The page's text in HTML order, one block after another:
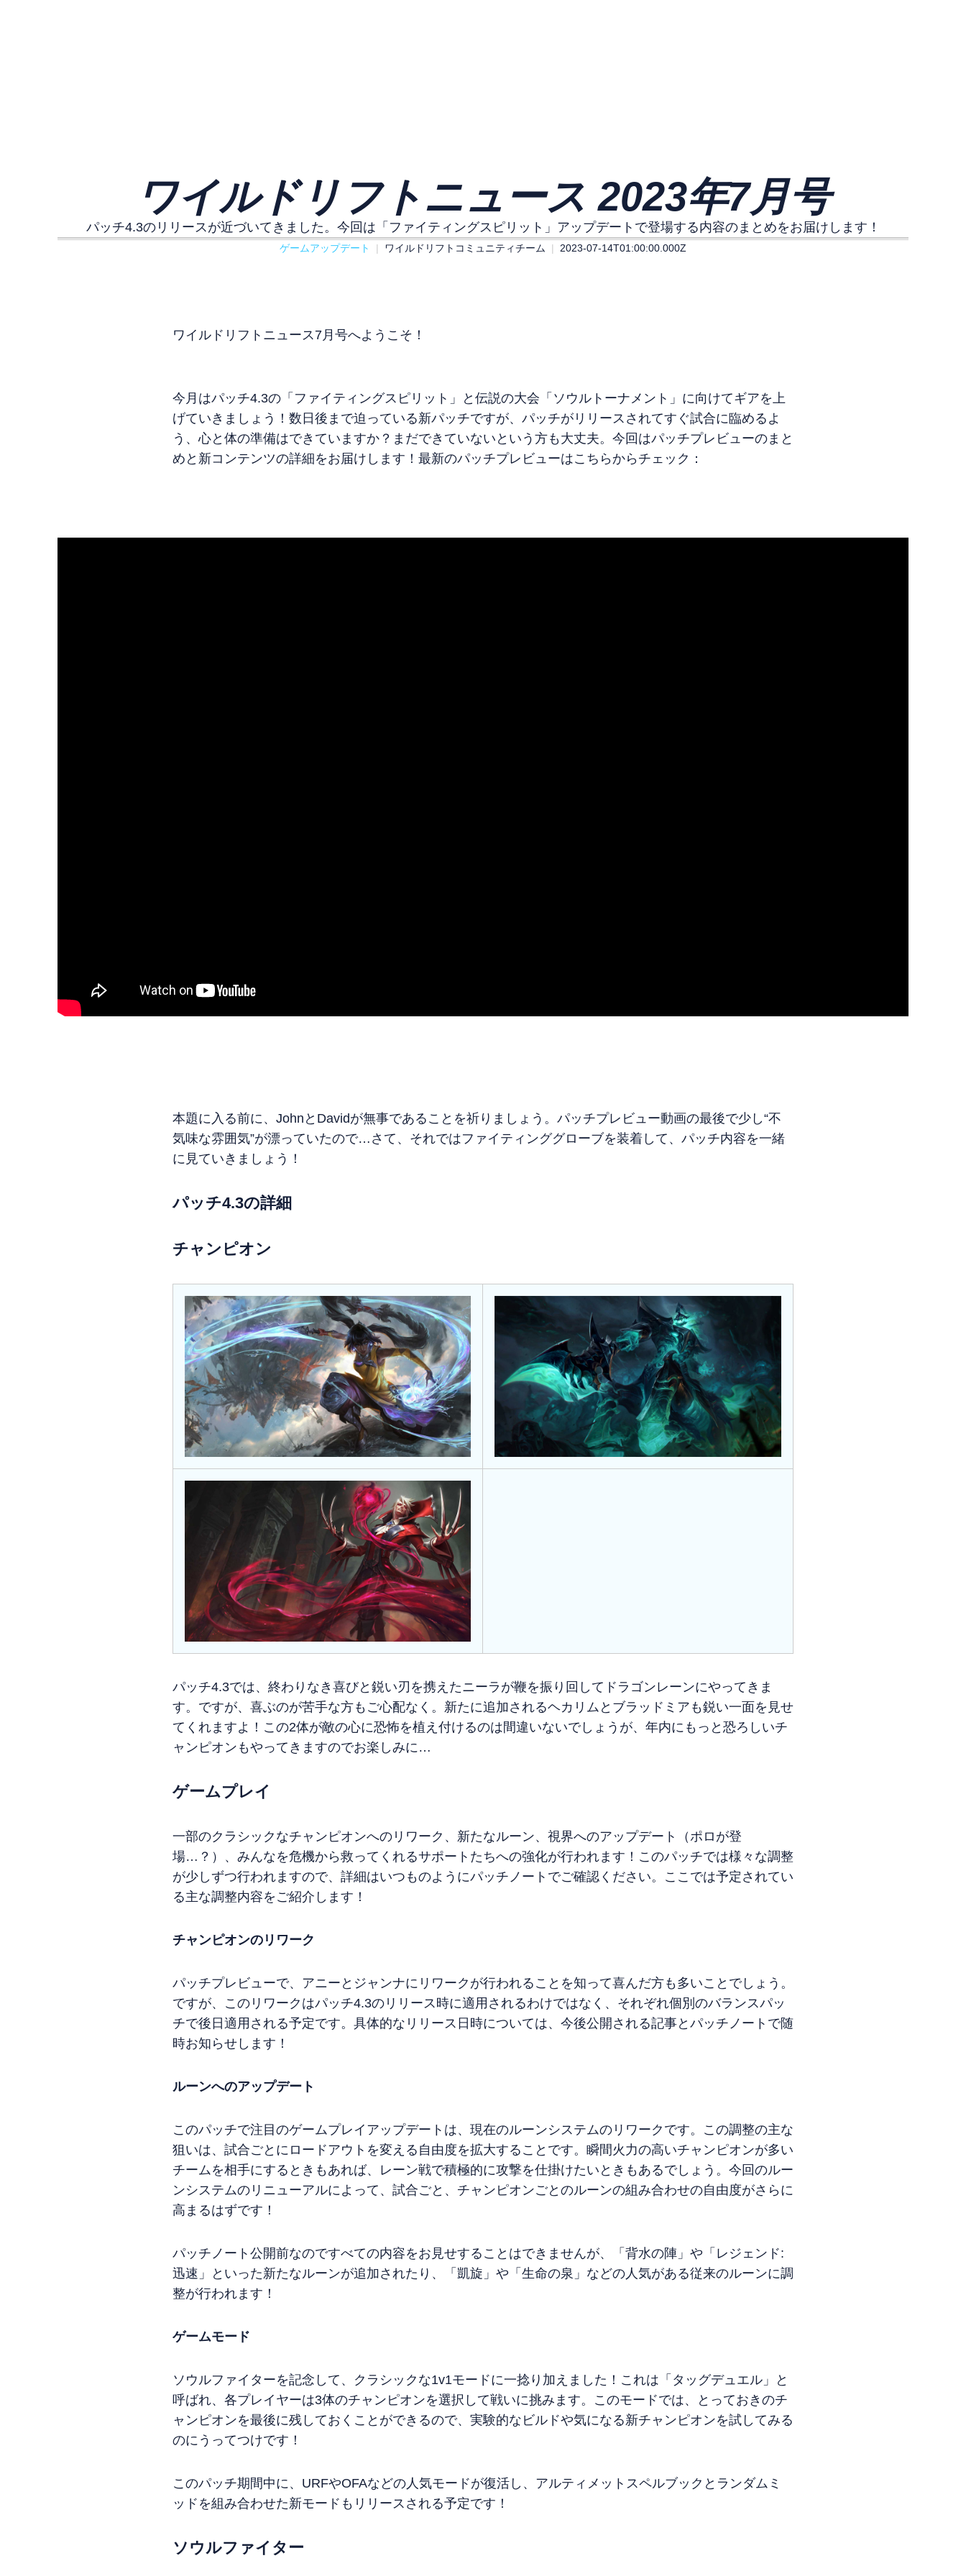
ワイルドリフトニュース 2023年7月号
パッチ4.3のリリースが近づいてきました。今回は「ファイティングスピリット」アップデートで登場する内容のまとめをお届けします！
ゲームアップデート ワイルドリフトコミュニティチーム 2023-07-14T01:00:00.000Z
ワイルドリフトニュース7月号へようこそ！
今月はパッチ4.3の「ファイティングスピリット」と伝説の大会「ソウルトーナメント」に向けてギアを上
げていきましょう！数日後まで迫っている新パッチですが、パッチがリリースされてすぐ試合に臨めるよ
う、心と体の準備はできていますか？まだできていないという方も大丈夫。今回はパッチプレビューのまと
めと新コンテンツの詳細をお届けします！最新のパッチプレビューはこちらからチェック：
本題に入る前に、JohnとDavidが無事であることを祈りましょう。パッチプレビュー動画の最後で少し“不
気味な雰囲気”が漂っていたので…さて、それではファイティンググローブを装着して、パッチ内容を一緒
に見ていきましょう！
パッチ4.3の詳細
チャンピオン
パッチ4.3では、終わりなき喜びと鋭い刃を携えたニーラが鞭を振り回してドラゴンレーンにやってきま
す。ですが、喜ぶのが苦手な方もご心配なく。新たに追加されるヘカリムとブラッドミアも鋭い一面を見せ
てくれますよ！この2体が敵の心に恐怖を植え付けるのは間違いないでしょうが、年内にもっと恐ろしいチ
ャンピオンもやってきますのでお楽しみに…
ゲームプレイ
一部のクラシックなチャンピオンへのリワーク、新たなルーン、視界へのアップデート（ポロが登
場…？）、みんなを危機から救ってくれるサポートたちへの強化が行われます！このパッチでは様々な調整
が少しずつ行われますので、詳細はいつものようにパッチノートでご確認ください。ここでは予定されてい
る主な調整内容をご紹介します！
チャンピオンのリワーク
パッチプレビューで、アニーとジャンナにリワークが行われることを知って喜んだ方も多いことでしょう。
ですが、このリワークはパッチ4.3のリリース時に適用されるわけではなく、それぞれ個別のバランスパッ
チで後日適用される予定です。具体的なリリース日時については、今後公開される記事とパッチノートで随
時お知らせします！
ルーンへのアップデート
このパッチで注目のゲームプレイアップデートは、現在のルーンシステムのリワークです。この調整の主な
狙いは、試合ごとにロードアウトを変える自由度を拡大することです。瞬間火力の高いチャンピオンが多い
チームを相手にするときもあれば、レーン戦で積極的に攻撃を仕掛けたいときもあるでしょう。今回のルー
ンシステムのリニューアルによって、試合ごと、チャンピオンごとのルーンの組み合わせの自由度がさらに
高まるはずです！
パッチノート公開前なのですべての内容をお見せすることはできませんが、「背水の陣」や「レジェンド:
迅速」といった新たなルーンが追加されたり、「凱旋」や「生命の泉」などの人気がある従来のルーンに調
整が行われます！
ゲームモード
ソウルファイターを記念して、クラシックな1v1モードに一捻り加えました！これは「タッグデュエル」と
呼ばれ、各プレイヤーは3体のチャンピオンを選択して戦いに挑みます。このモードでは、とっておきのチ
ャンピオンを最後に残しておくことができるので、実験的なビルドや気になる新チャンピオンを試してみる
のにうってつけです！
このパッチ期間中に、URFやOFAなどの人気モードが復活し、アルティメットスペルブックとランダムミ
ッドを組み合わせた新モードもリリースされる予定です！
ソウルファイター